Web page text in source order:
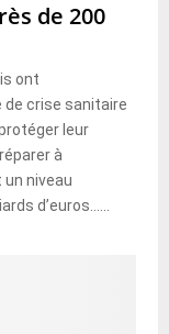
de 200
ont
crise sanitaire
leur
à
un niveau
d’euros......